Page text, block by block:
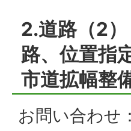
2.道路（2
路、位置指
市道拡幅整
お問い合わせ